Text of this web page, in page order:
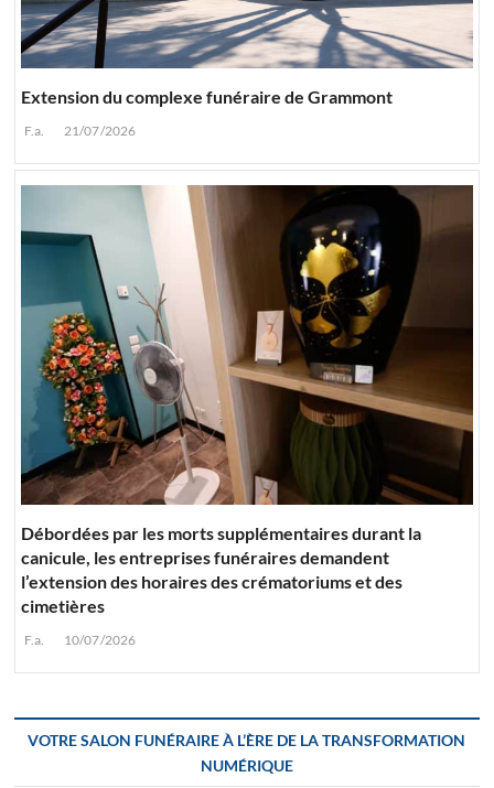
Extension du complexe funéraire de Grammont
F.a. 21/07/2026
Débordées par les morts supplémentaires durant la
canicule, les entreprises funéraires demandent
l’extension des horaires des crématoriums et des
cimetières
F.a. 10/07/2026
VOTRE SALON FUNÉRAIRE À L’ÈRE DE LA TRANSFORMATION
NUMÉRIQUE